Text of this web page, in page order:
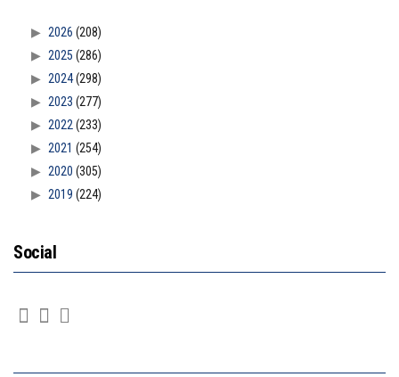
2026 (208)
2025 (286)
2024(298)
2023 (277)
2022 (233)
2021 (254)
2020 (305)
2019 (224)
Social